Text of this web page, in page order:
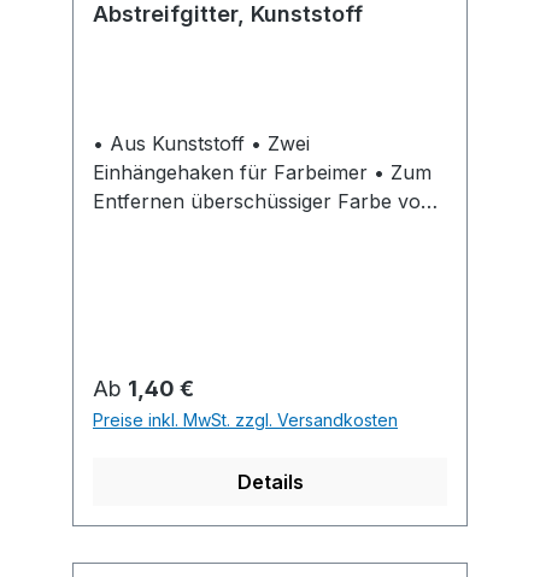
Abstreifgitter, Kunststoff
• Aus Kunststoff • Zwei
Einhängehaken für Farbeimer • Zum
Entfernen überschüssiger Farbe von
Regulärer Preis:
Ab 1,40 €
Preise inkl. MwSt. zzgl. Versandkosten
Details